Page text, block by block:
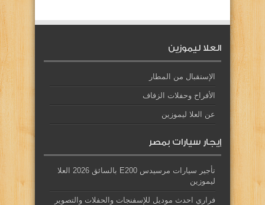
العلا ليموزين
الإستقبال من المطار
الأفراح وحفلات الزفاف
عن العلا ليموزين
إيجار سيارات بمصر
تأجير سيارات مرسيدس E200 بالسائق 2026 العلا
ليموزين
فراري احدث موديل للإسفنجات والحفلات والتصوير